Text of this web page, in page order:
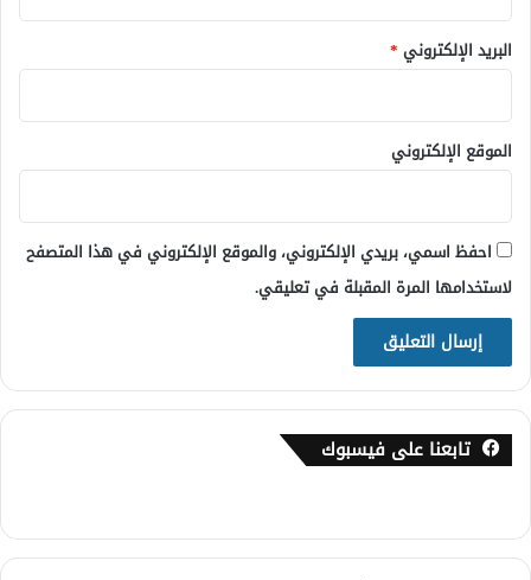
البريد الإلكتروني *
الموقع الإلكتروني
احفظ اسمي، بريدي الإلكتروني، والموقع الإلكتروني في هذا المتصفح
لاستخدامها المرة المقبلة في تعليقي.
تابعنا على فيسبوك